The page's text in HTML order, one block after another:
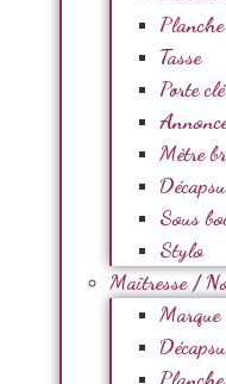
Tasse
Porte clé
Mètre
Sous
Stylo
Maîtresse /